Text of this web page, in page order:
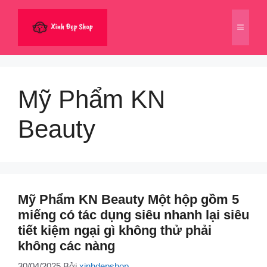
dung
Menu
Mỹ Phẩm KN
Beauty
Mỹ Phẩm KN Beauty Một hộp gồm 5
miếng có tác dụng siêu nhanh lại siêu
tiết kiệm ngại gì không thử phải
không các nàng